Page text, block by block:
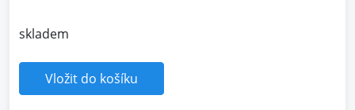
skladem
Vložit do košíku